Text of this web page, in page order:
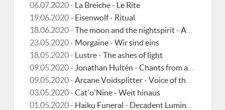
06.07.2020 - La Breiche - Le Rite
19.06.2020 - Eisenwolf - Ritual
18.06.2020 -The moon and the nightspirit - Aether
23.05.2020 - Morgaine - Wir sind eins
18.05.2020 - Lustre - The ashes of light
09.05.2020 - Jonathan Hultén - Chants from antoher place
09.05.2020 -Arcane Voidsplitter - Voice of the stars
03.05.2020 -Cat'o'Nine - Weit hinaus
01.05.2020 - Haiku Funeral - Decadent Luminosity